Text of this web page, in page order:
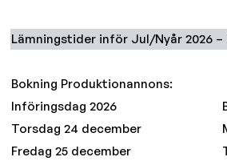
Lämningstider inför Jul/Nyår 2026
Bokning Produktionannons:
Införingsdag 2026
Torsdag 24 december
Fredag 25 december